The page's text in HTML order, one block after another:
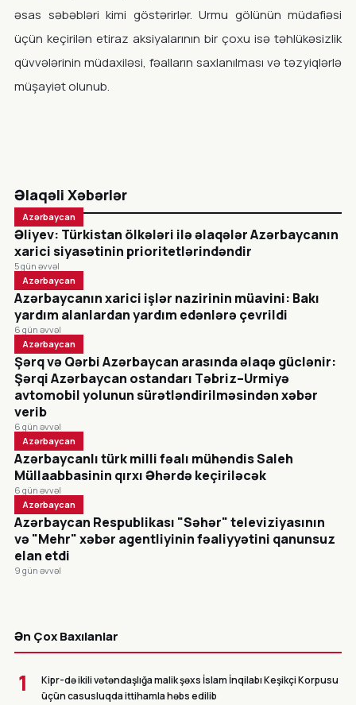
əsas səbəbləri kimi göstərirlər. Urmu gölünün müdafiəsi
üçün keçirilən etiraz aksiyalarının bir çoxu isə təhlükəsizlik
qüvvələrinin müdaxiləsi, fəalların saxlanılması və təzyiqlərlə
müşayiət olunub.
Əlaqəli Xəbərlər
Azərbaycan
Əliyev: Türkistan ölkələri ilə əlaqələr Azərbaycanın
xarici siyasətinin prioritetlərindəndir
5 gün əvvəl
Azərbaycan
Azərbaycanın xarici işlər nazirinin müavini: Bakı
yardım alanlardan yardım edənlərə çevrildi
6 gün əvvəl
Azərbaycan
Şərq və Qərbi Azərbaycan arasında əlaqə güclənir:
Şərqi Azərbaycan ostandarı Təbriz–Urmiyə
avtomobil yolunun sürətləndirilməsindən xəbər
verib
6 gün əvvəl
Azərbaycan
Azərbaycanlı türk milli fəalı mühəndis Saleh
Müllaabbasinin qırxı Əhərdə keçiriləcək
6 gün əvvəl
Azərbaycan
Azərbaycan Respublikası "Səhər" televiziyasının
və "Mehr" xəbər agentliyinin fəaliyyətini qanunsuz
elan etdi
9 gün əvvəl
Ən Çox Baxılanlar
1
Kipr-də ikili vətəndaşlığa malik şəxs İslam İnqilabı Keşikçi Korpusu
üçün casusluqda ittihamla həbs edilib